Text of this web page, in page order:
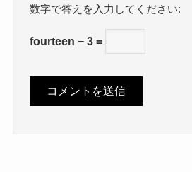
数字で答えを入力してください:
fourteen − 3 =